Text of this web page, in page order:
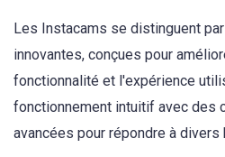
Les Instacams se distinguent
innovantes, conçues pour
fonctionnalité et l'expérience
fonctionnement intuitif avec des
avancées pour répondre à divers